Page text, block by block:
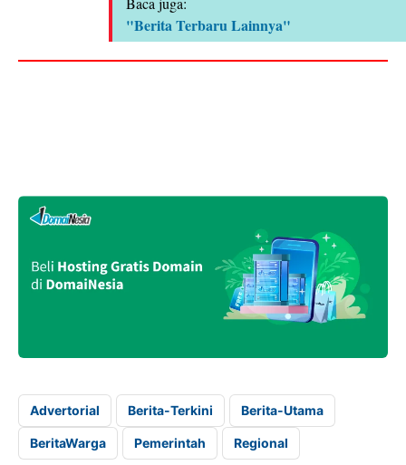
"Berita Terbaru Lainnya"
Advertorial Berita-Terkini Berita-Utama
BeritaWarga Pemerintah Regional